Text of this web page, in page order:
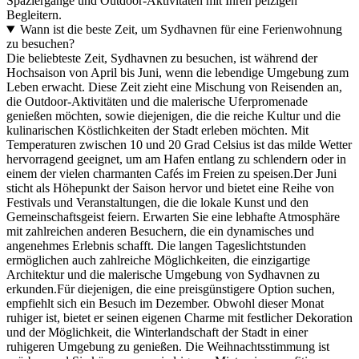
Begleitern.
Wann ist die beste Zeit, um Sydhavnen für eine Ferienwohnung
zu besuchen?
Die beliebteste Zeit, Sydhavnen zu besuchen, ist während der
Hochsaison von April bis Juni, wenn die lebendige Umgebung zum
Leben erwacht. Diese Zeit zieht eine Mischung von Reisenden an,
die Outdoor-Aktivitäten und die malerische Uferpromenade
genießen möchten, sowie diejenigen, die die reiche Kultur und die
kulinarischen Köstlichkeiten der Stadt erleben möchten. Mit
Temperaturen zwischen 10 und 20 Grad Celsius ist das milde Wetter
hervorragend geeignet, um am Hafen entlang zu schlendern oder in
einem der vielen charmanten Cafés im Freien zu speisen.Der Juni
sticht als Höhepunkt der Saison hervor und bietet eine Reihe von
Festivals und Veranstaltungen, die die lokale Kunst und den
Gemeinschaftsgeist feiern. Erwarten Sie eine lebhafte Atmosphäre
mit zahlreichen anderen Besuchern, die ein dynamisches und
angenehmes Erlebnis schafft. Die langen Tageslichtstunden
ermöglichen auch zahlreiche Möglichkeiten, die einzigartige
Architektur und die malerische Umgebung von Sydhavnen zu
erkunden.Für diejenigen, die eine preisgünstigere Option suchen,
empfiehlt sich ein Besuch im Dezember. Obwohl dieser Monat
ruhiger ist, bietet er seinen eigenen Charme mit festlicher Dekoration
und der Möglichkeit, die Winterlandschaft der Stadt in einer
ruhigeren Umgebung zu genießen. Die Weihnachtsstimmung ist